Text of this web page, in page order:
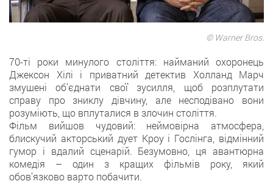
© Warner Bros.
70-ті роки минулого століття: найманий охоронець
Джексон Хілі і приватний детектив Холланд Марч
змушені об’єднати свої зусилля, щоб розплутати
справу про зниклу дівчину, але несподівано вони
розуміють, що вплуталися в злочин століття.
Фільм вийшов чудовий: неймовірна атмосфера,
блискучий акторський дует Кроу і Гослінга, відмінний
гумор і вдалий сценарій. Безумовно, ця авантюрна
комедія – один з кращих фільмів року, який
обов’язково варто побачити.